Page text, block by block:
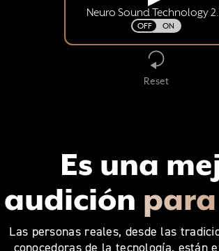
Toggle
Neuro Sound Technology
Toggle DNN
OFF ON
Reset
Es una
audición
Las personas reales, desde las
conocedoras de la tecnología, están